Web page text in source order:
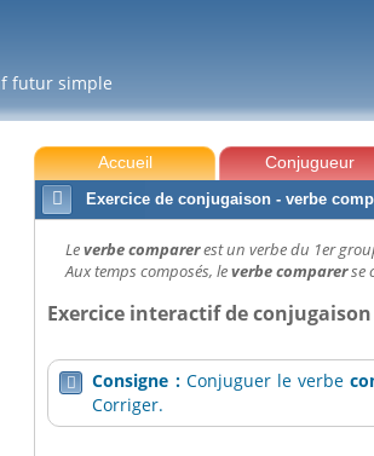
futur simple
Accueil Conjugueur

Exercice de conjugaison - verbe
Leverbe comparerest un verbe du 1er
Aux temps composés, leverbe comparerse
Exercice interactif de
 Consigne : Conjuguer le verbe
Corriger.